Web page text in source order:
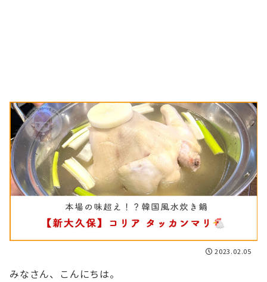
2023.02.05
みなさん、こんにちは。